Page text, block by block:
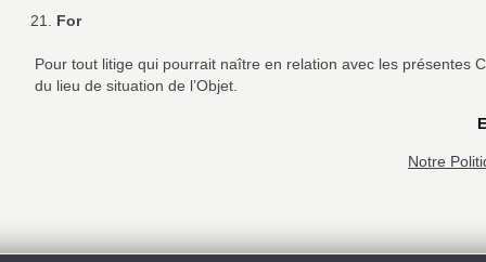
For
Pour tout litige qui pourrait naître en relation avec les présentes
du lieu de situation de l’Objet.
Notre